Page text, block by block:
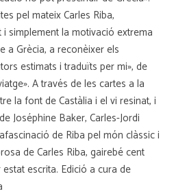
pel mateix Carles Riba,
simplement la motivació extrema
a Grècia, a reconèixer els
estimats i traduïts per mi», de
A través de les cartes a la
la font de Castàlia i el vi resinat, i
Joséphine Baker, Carles-Jordi
de Riba pel món clàssic i
de Carles Riba, gairebé cent
escrita. Edició a cura de